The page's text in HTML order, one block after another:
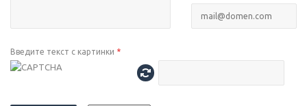
Введите текст с картинки *